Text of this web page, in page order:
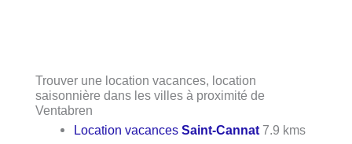
Trouver une location vacances, location
saisonnière dans les villes à proximité de
Ventabren
Location vacancesSaint-Cannat 7.9 kms